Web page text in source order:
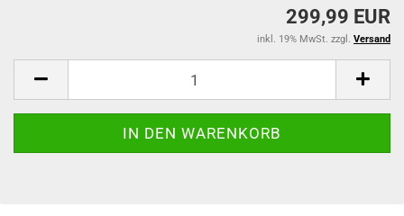
299,99 EUR
inkl. 19% MwSt. zzgl. Versand